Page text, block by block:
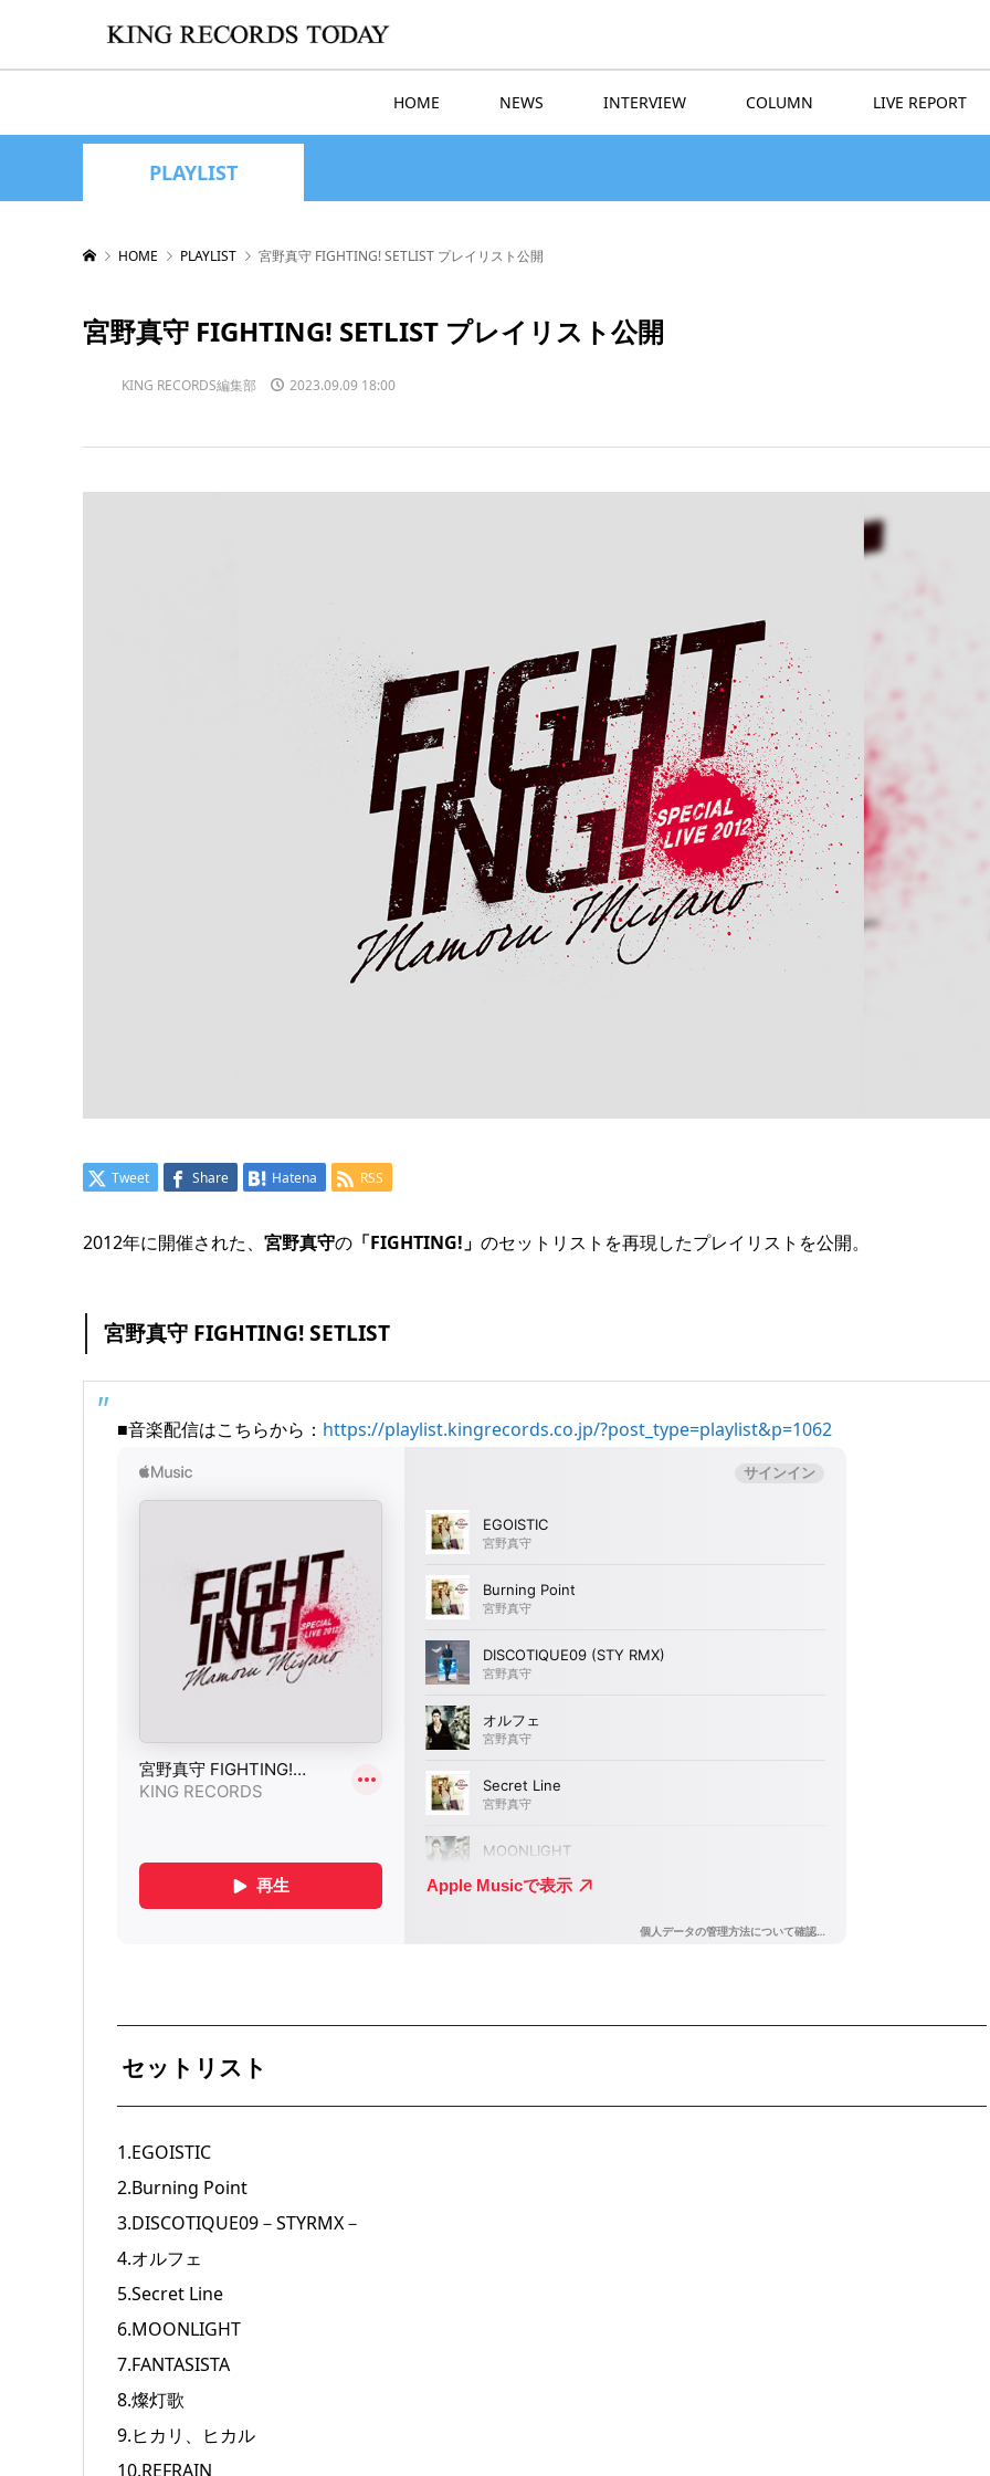
HOME NEWS INTERVIEW COLUMN LIVE REPORT
PLAYLIST
HOME PLAYLIST 宮野真守 FIGHTING! SETLIST プレイリスト公開
宮野真守 FIGHTING! SETLIST プレイリスト公開
KING RECORDS編集部 2023.09.09 18:00
Tweet Share Hatena RSS
2012年に開催された、 宮野真守の「FIGHTING!」 のセットリストを再現したプレイリストを公開。
宮野真守 FIGHTING! SETLIST
■音楽配信はこちらから： https://playlist.kingrecords.co.jp/?post_type=playlist&p=1062
セットリスト
1.EGOISTIC
2.Burning Point
3.DISCOTIQUE09－STYRMX－
4.オルフェ
5.Secret Line
6.MOONLIGHT
7.FANTASISTA
8.燦灯歌
9.ヒカリ、ヒカル
10.REFRAIN